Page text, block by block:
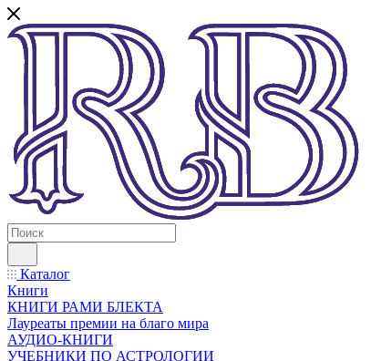
Каталог
Книги
КНИГИ РАМИ БЛЕКТА
Лауреаты премии на благо мира
АУДИО-КНИГИ
УЧЕБНИКИ ПО АСТРОЛОГИИ